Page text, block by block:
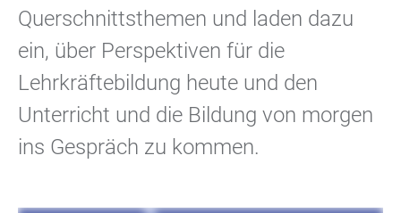
Querschnittsthemen und laden dazu
ein, über Perspektiven für die
Lehrkräftebildung heute und den
Unterricht und die Bildung von morgen
ins Gespräch zu kommen.